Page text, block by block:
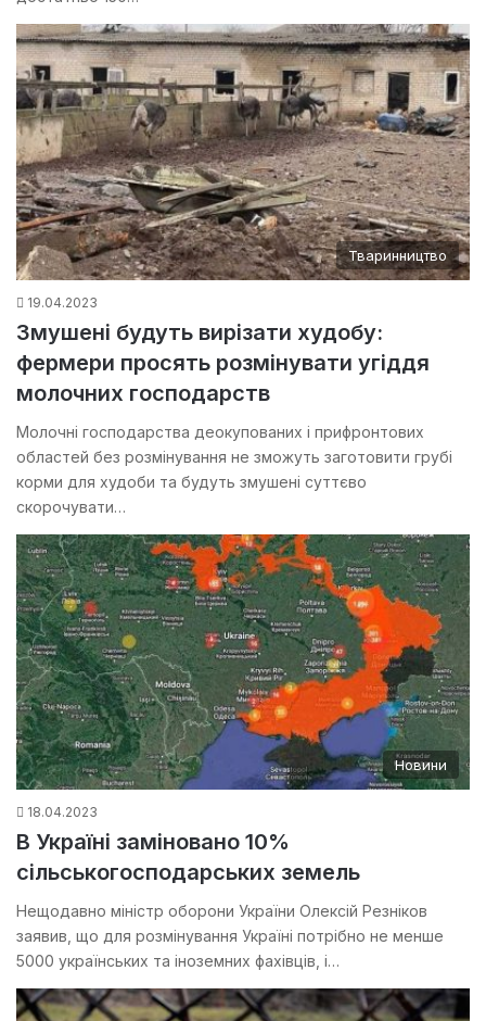
Тваринництво
19.04.2023
Змушені будуть вирізати худобу:
фермери просять розмінувати угіддя
молочних господарств
Молочні господарства деокупованих і прифронтових
областей без розмінування не зможуть заготовити грубі
корми для худоби та будуть змушені суттєво
скорочувати…
Новини
18.04.2023
В Україні заміновано 10%
сільськогосподарських земель
Нещодавно міністр оборони України Олексій Резніков
заявив, що для розмінування Україні потрібно не менше
5000 українських та іноземних фахівців, і…